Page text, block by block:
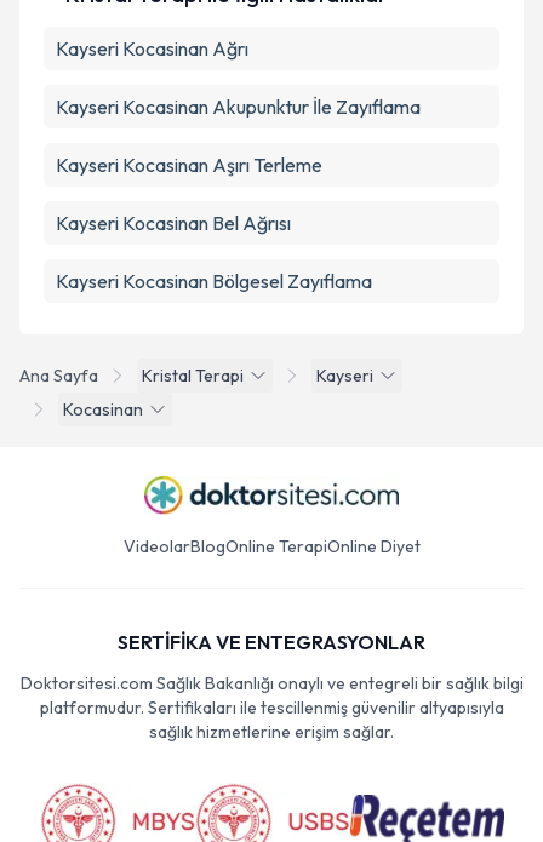
Ana Sayfa Kristal Terapi
Kayseri
Kocasinan
Kayseri Kocasinan Ağrı
Kayseri Kocasinan Akupunktur İle Zayıflama
Kayseri Kocasinan Aşırı Terleme
Kayseri Kocasinan Bel Ağrısı
Kayseri Kocasinan Bölgesel Zayıflama
VideolarBlogOnline TerapiOnline Diyet
SERTİFİKA VE ENTEGRASYONLAR
Doktorsitesi.com Sağlık Bakanlığı onaylı ve entegreli bir sağlık bilgi
platformudur. Sertifikaları ile tescillenmiş güvenilir altyapısıyla
sağlık hizmetlerine erişim sağlar.